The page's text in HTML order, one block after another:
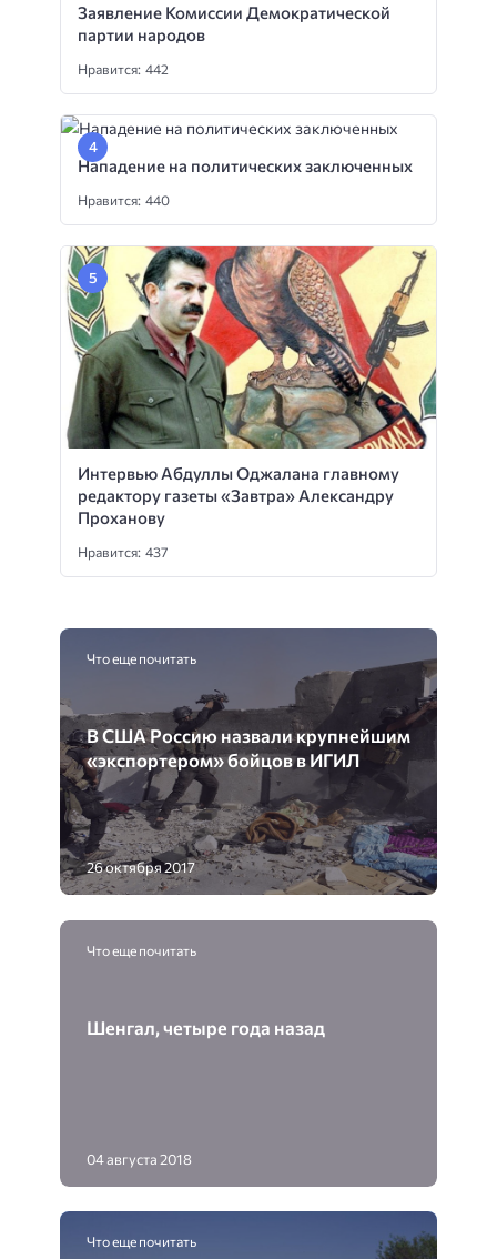
Заявление Комиссии Демократической
партии народов
Нравится: 442
Нападение на политических заключенных
Нравится: 440
Интервью Абдуллы Оджалана главному
редактору газеты «Завтра» Александру
Проханову
Нравится: 437
Что еще почитать
В США Россию назвали крупнейшим
«экспортером» бойцов в ИГИЛ
26 октября 2017
Что еще почитать
Шенгал, четыре года назад
04 августа 2018
Что еще почитать